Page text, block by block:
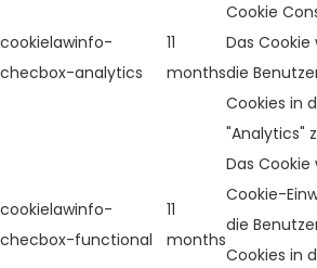
cookielawinfo-
checbox-analytics
11
months
Cookie
Das
die
Cookies in
"Analytics"
cookielawinfo-
checbox-functional
11
months
Das Cookie
Cookie-
die
Cookies in